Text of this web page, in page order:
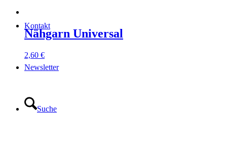
Kontakt
Newsletter
Suche
Nähgarn Universal
2,60 €